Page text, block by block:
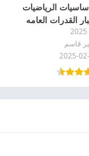
الرياضيات
القدرات العامه
pdf
2025
قاسم
2025-